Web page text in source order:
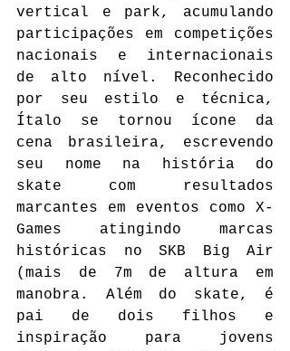
vertical e park, acumulando
participações em competições
nacionais e internacionais
de alto nível. Reconhecido
por seu estilo e técnica,
Ítalo se tornou ícone da
cena brasileira, escrevendo
seu nome na história do
skate com resultados
marcantes em eventos como X-
Games atingindo marcas
históricas no SKB Big Air
(mais de 7m de altura em
manobra. Além do skate, é
pai de dois filhos e
inspiração para jovens